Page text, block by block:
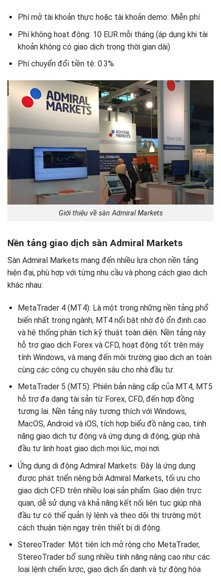
Phí mở tài khoản thực hoặc tài khoản demo: Miễn phí
Phí không hoạt động: 10 EUR mỗi tháng (áp dụng khi tài
khoản không có giao dịch trong thời gian dài)
Phí chuyển đổi tiền tệ: 0.3%
Giới thiệu về sàn Admiral Markets
Nền tảng giao dịch sàn Admiral Markets
Sàn Admiral Markets mang đến nhiều lựa chọn nền tảng
hiện đại, phù hợp với từng nhu cầu và phong cách giao dịch
khác nhau:
MetaTrader 4 (MT4): Là một trong những nền tảng phổ
biến nhất trong ngành, MT4 nổi bật nhờ độ ổn định cao
và hệ thống phân tích kỹ thuật toàn diện. Nền tảng này
hỗ trợ giao dịch Forex và CFD, hoạt động tốt trên máy
tính Windows, và mang đến môi trường giao dịch an toàn
cùng các công cụ chuyên sâu cho nhà đầu tư.
MetaTrader 5 (MT5): Phiên bản nâng cấp của MT4, MT5
hỗ trợ đa dạng tài sản từ Forex, CFD, đến hợp đồng
tương lai. Nền tảng này tương thích với Windows,
MacOS, Android và iOS, tích hợp biểu đồ nâng cao, tính
năng giao dịch tự động và ứng dụng di động, giúp nhà
đầu tư linh hoạt giao dịch mọi lúc, mọi nơi.
Ứng dụng di động Admiral Markets: Đây là ứng dụng
được phát triển riêng bởi Admiral Markets, tối ưu cho
giao dịch CFD trên nhiều loại sản phẩm. Giao diện trực
quan, dễ sử dụng và khả năng kết nối liên tục giúp nhà
đầu tư có thể quản lý lệnh và theo dõi thị trường một
cách thuận tiện ngay trên thiết bị di động.
StereoTrader: Một tiện ích mở rộng cho MetaTrader,
StereoTrader bổ sung nhiều tính năng nâng cao như các
loại lệnh chiến lược, giao dịch ẩn danh và tự động hóa